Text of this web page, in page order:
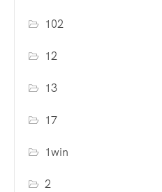
102
12
13
17
1win
2